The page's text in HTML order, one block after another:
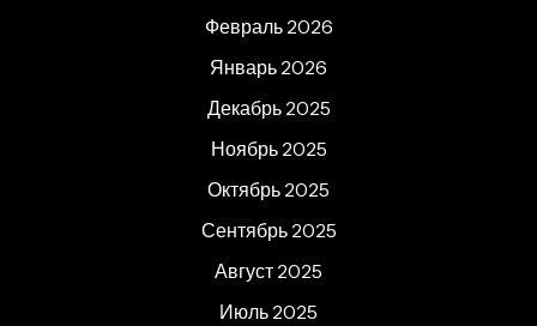
Февраль 2026
Январь 2026
Декабрь 2025
Ноябрь 2025
Октябрь 2025
Сентябрь 2025
Август 2025
Июль 2025